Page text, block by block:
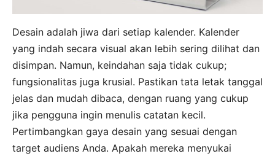
Desain adalah jiwa dari setiap kalender. Kalender
yang indah secara visual akan lebih sering dilihat dan
disimpan. Namun, keindahan saja tidak cukup;
fungsionalitas juga krusial. Pastikan tata letak tanggal
jelas dan mudah dibaca, dengan ruang yang cukup
jika pengguna ingin menulis catatan kecil.
Pertimbangkan gaya desain yang sesuai dengan
target audiens Anda. Apakah mereka menyukai